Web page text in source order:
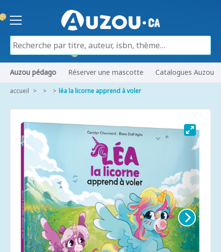
Auzou pédago Réserver une mascotte Catalogues Auzou
accueil léa la licorne apprend à voler